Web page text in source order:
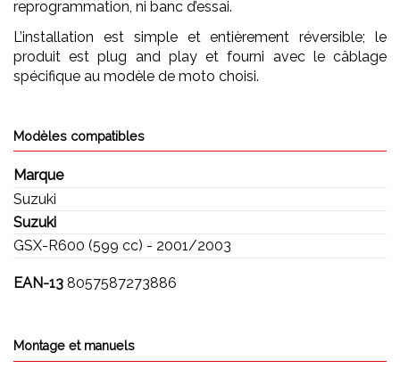
reprogrammation, ni banc d’essai.
L’installation est simple et entièrement réversible; le
produit est plug and play et fourni avec le câblage
spécifique au modèle de moto choisi.
Modèles compatibles
Marque
Suzuki
Suzuki
GSX-R600 (599 cc) - 2001/2003
EAN-13 8057587273886
Montage et manuels